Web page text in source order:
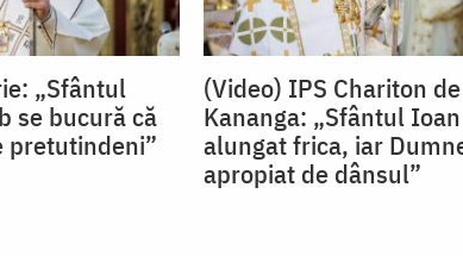
„Sfântul
se bucură că
pretutindeni”
(Video) IPS Chariton de
Kananga: „Sfântul
alungat frica, iar
apropiat de dânsul”